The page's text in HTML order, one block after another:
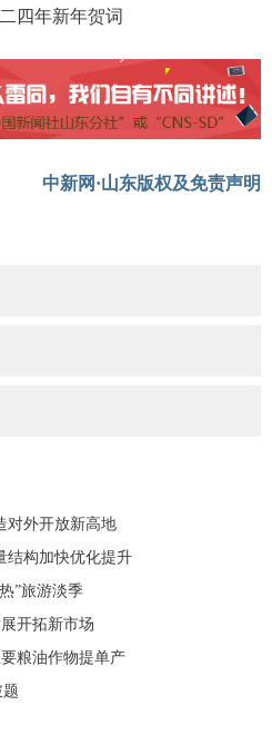
四年新年贺词
中新网·山东版权及免责声明
对外开放新高地
结构加快优化提升
”旅游淡季
开拓新市场
粮油作物提单产